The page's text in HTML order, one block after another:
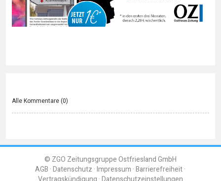
Alle Kommentare (0)
© ZGO Zeitungsgruppe Ostfriesland GmbH
AGB Datenschutz Impressum Barrierefreiheit